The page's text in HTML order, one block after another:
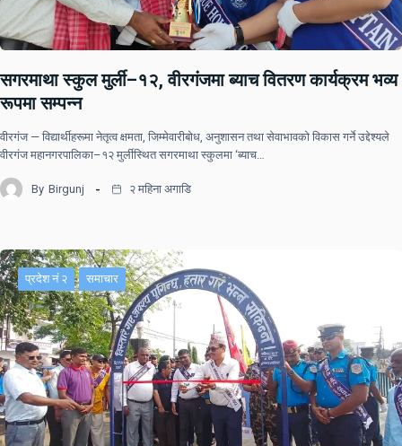
सगरमाथा स्कुल मुर्ली–१२, वीरगंजमा ब्याच वितरण कार्यक्रम भव्य
रूपमा सम्पन्न
वीरगंज — विद्यार्थीहरूमा नेतृत्व क्षमता, जिम्मेवारीबोध, अनुशासन तथा सेवाभावको विकास गर्ने उद्देश्यले
वीरगंज महानगरपालिका–१२ मुर्लीस्थित सगरमाथा स्कुलमा ‘ब्याच…
By Birgunj २ महिना अगाडि
प्रदेश नं २ समाचार